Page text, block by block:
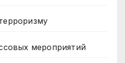
мероприятий